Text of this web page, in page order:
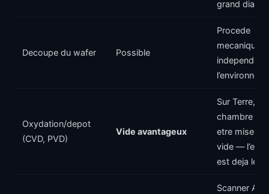
grand
Decoupe du wafer Possible
Procede
mecanique,
independant
Oxydation/depot
(CVD, PVD)
Vide avantageux
Sur Terre, la
chambre
etre mise
vide —
est deja le
Scanner ArF